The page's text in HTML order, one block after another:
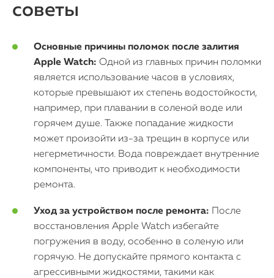
советы
Основные причины поломок после залития
Apple Watch: Одной из главных причин поломки
является использование часов в условиях,
которые превышают их степень водостойкости,
например, при плавании в соленой воде или
горячем душе. Также попадание жидкости
может произойти из-за трещин в корпусе или
негерметичности. Вода повреждает внутренние
компоненты, что приводит к необходимости
ремонта.
Уход за устройством после ремонта: После
восстановления Apple Watch избегайте
погружения в воду, особенно в соленую или
горячую. Не допускайте прямого контакта с
агрессивными жидкостями, такими как